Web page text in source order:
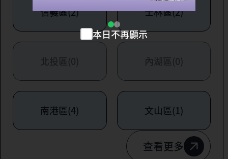
信義區(2) 士林區(2)
北投區(0) 內湖區(0)
南港區(4) 文山區(1)
查看更多
本日不再顯示